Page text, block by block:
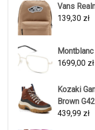
Vans
139,30 zł
1699,00 zł
Kozaki
Brown G42
439,99 zł